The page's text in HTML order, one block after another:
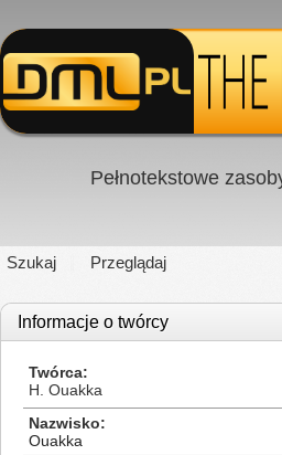
Pełnotekstowe
Szukaj Przeglądaj
Informacje o twórcy
Twórca
H. Ouakka
Nazwisko
Ouakka